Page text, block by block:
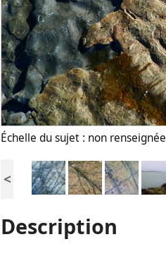
Échelle du sujet : non renseignée
<
Description